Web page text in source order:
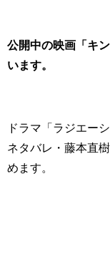
公開中の映画「キ
います。
ドラマ「ラジエー
ネタバレ・藤本直
めます。